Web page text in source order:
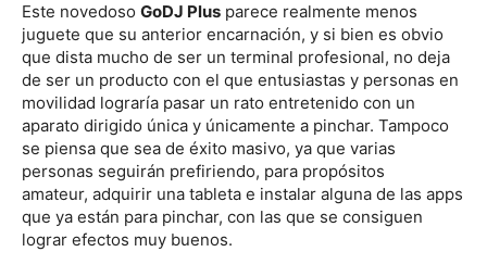
Este novedoso GoDJ Plus parece realmente menos
juguete que su anterior encarnación, y si bien es obvio
que dista mucho de ser un terminal profesional, no deja
de ser un producto con el que entusiastas y personas en
movilidad lograría pasar un rato entretenido con un
aparato dirigido única y únicamente a pinchar. Tampoco
se piensa que sea de éxito masivo, ya que varias
personas seguirán prefiriendo, para propósitos
amateur, adquirir una tableta e instalar alguna de las apps
que ya están para pinchar, con las que se consiguen
lograr efectos muy buenos.